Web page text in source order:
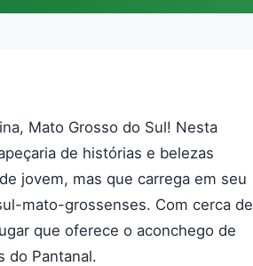
Mato Grosso do Sul! Nesta
de histórias e belezas
jovem, mas que carrega em seu
mato-grossenses. Com cerca de
que oferece o aconchego de
do Pantanal.